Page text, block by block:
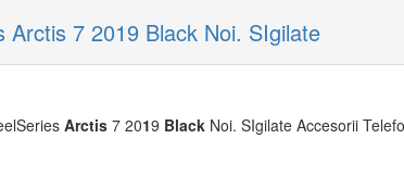
Arctis 7 2019 Black Noi. SIgilate
Arctis 7 2019 Black Noi. SIgilate Accesorii